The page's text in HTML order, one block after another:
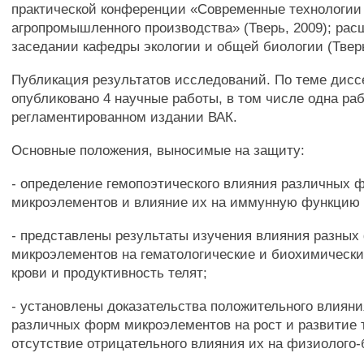
практической конференции «Современные технологии
агропромышленного производства» (Тверь, 2009);
заседании кафедры экологии и общей биологии
Публикация результатов исследований. По теме
опубликовано 4 научные работы, в том числе одна
регламентированном издании ВАК.
Основные положения, выносимые на защиту:
- определение гемопоэтического влияния различных
микроэлементов и влияние их на иммунную функцию
- представлены результаты изучения влияния
микроэлементов на гематологические и
крови и продуктивность телят;
- установлены доказательства положительного
различных форм микроэлементов на рост и развитие
отсутствие отрицательного влияния их на